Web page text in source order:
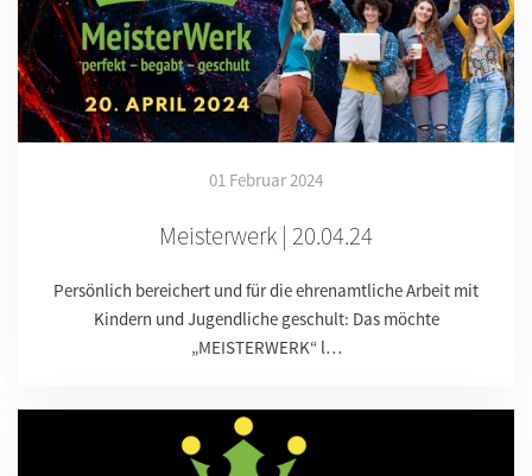
01 Februar 2024
Meisterwerk | 20.04.24
Persönlich bereichert und für die ehrenamtliche Arbeit mit
Kindern und Jugendliche geschult: Das möchte
„MEISTERWERK“ l…